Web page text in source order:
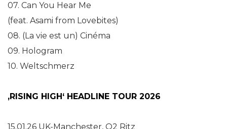
07. Can You Hear Me
(feat. Asami from Lovebites)
08. (La vie est un) Cinéma
09. Hologram
10. Weltschmerz
‚RISING HIGH‘ HEADLINE TOUR 2026
15.01.26 UK-Manchester, O2 Ritz